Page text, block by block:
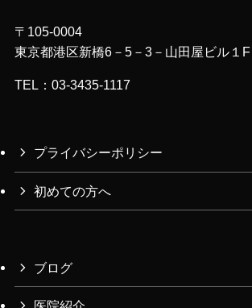
〒105-0004
東京都港区新橋6－5－3－山田屋ビル１F
TEL：03-3435-1117
プライバシーポリシー
初めての方へ
ブログ